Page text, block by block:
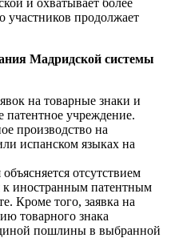
участников продолжает
Мадридской системы
на товарные знаки и
патентное учреждение.
производство на
испанском языках на
отсутствием
к иностранным патентным
Кроме того, заявка на
товарного знака
пошлины в выбранной